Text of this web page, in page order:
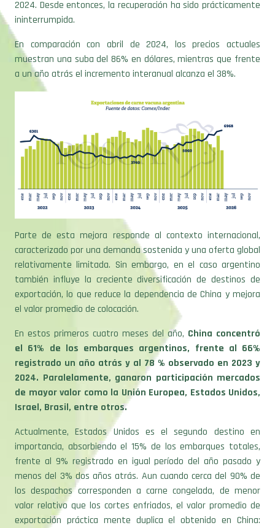
2024. Desde entonces, la recuperación ha sido prácticamente
ininterrumpida.
En comparación con abril de 2024, los precios actuales
muestran una suba del 86% en dólares, mientras que frente
a un año atrás el incremento interanual alcanza el 38%.
Parte de esta mejora responde al contexto internacional,
caracterizado por una demanda sostenida y una oferta global
relativamente limitada. Sin embargo, en el caso argentino
también influye la creciente diversificación de destinos de
exportación, lo que reduce la dependencia de China y mejora
el valor promedio de colocación.
En estos primeros cuatro meses del año, China concentró
el 61% de los embarques argentinos, frente al 66%
registrado un año atrás y al 78 % observado en 2023 y
2024. Paralelamente, ganaron participación mercados
de mayor valor como la Unión Europea, Estados Unidos,
Israel, Brasil, entre otros.
Actualmente, Estados Unidos es el segundo destino en
importancia, absorbiendo el 15% de los embarques totales,
frente al 9% registrado en igual período del año pasado y
menos del 3% dos años atrás. Aun cuando cerca del 90% de
los despachos corresponden a carne congelada, de menor
valor relativo que los cortes enfriados, el valor promedio de
exportación práctica mente duplica el obtenido en China: